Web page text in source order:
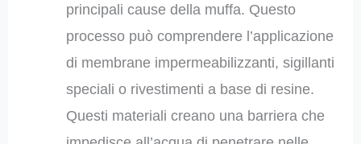
principali cause della muffa. Questo
processo può comprendere l’applicazione
di membrane impermeabilizzanti, sigillanti
speciali o rivestimenti a base di resine.
Questi materiali creano una barriera che